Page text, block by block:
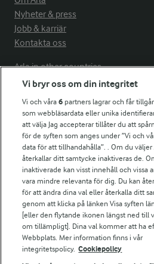
Nyheter & press
Jobb & karriär
Kontakta oss
Arla in other countries
Fler Arlasajter
För ägare
Arlas kundportal
Arla.com
Falbygdens Ost
Arla webbshop
Bildbank
Vi bryr oss om din integritet
Vi och våra6 partners lagrar och får
som webbläsardata eller unika
att välja Jag accepterar tillåter du att
för de syften som anges under ”Vi och
data för att tillhandahålla”. . Om du
återkallar ditt samtycke inaktiveras de.
inaktiverade kan visst innehåll och vissa
vara mindre relevanta för dig. Du kan
för att ändra dina val eller återkalla ditt
genom att klicka på länken Visa syften
[eller den flytande ikonen längst ned till
om tillämpligt]. Dina val kommer att ha
Webbplats. Mer information finns i vår
integritetspolicy. Cookiepolicy